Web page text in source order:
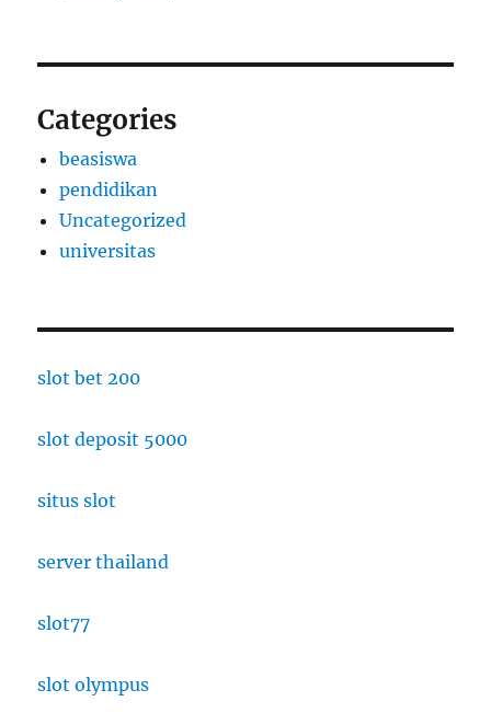
Categories
beasiswa
pendidikan
Uncategorized
universitas
slot bet 200
slot deposit 5000
situs slot
server thailand
slot77
slot olympus